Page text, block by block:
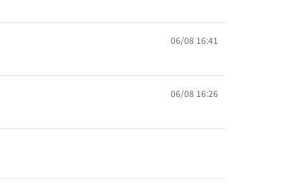
06/08 16:41
06/08 16:26